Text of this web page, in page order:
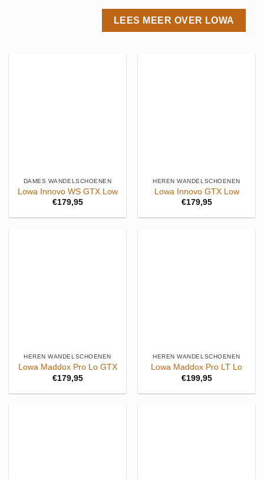
LEES MEER OVER LOWA
DAMES WANDELSCHOENEN
Lowa Innovo WS GTX Low
€179,95
HEREN WANDELSCHOENEN
Lowa Innovo GTX Low
€179,95
HEREN WANDELSCHOENEN
Lowa Maddox Pro Lo GTX
€179,95
HEREN WANDELSCHOENEN
Lowa Maddox Pro LT Lo
€199,95